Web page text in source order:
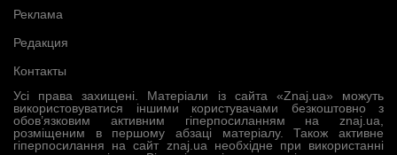
Усі права захищені. Матеріали із сайта «Znaj.ua» можуть
використовуватися іншими користувачами безкоштовно з
обов’язковим активним гіперпосиланням на znaj.ua,
розміщеним в першому абзаці матеріалу. Також активне
гіперпосилання на сайт znaj.ua необхідне при використанні
Реклама
Редакция
Контакты